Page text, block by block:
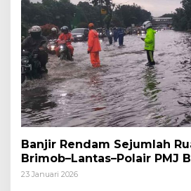
Banjir Rendam Sejumlah
Brimob–Lantas–Polair PMJ
Polri Siagakan 128.247
23 Januari 2026